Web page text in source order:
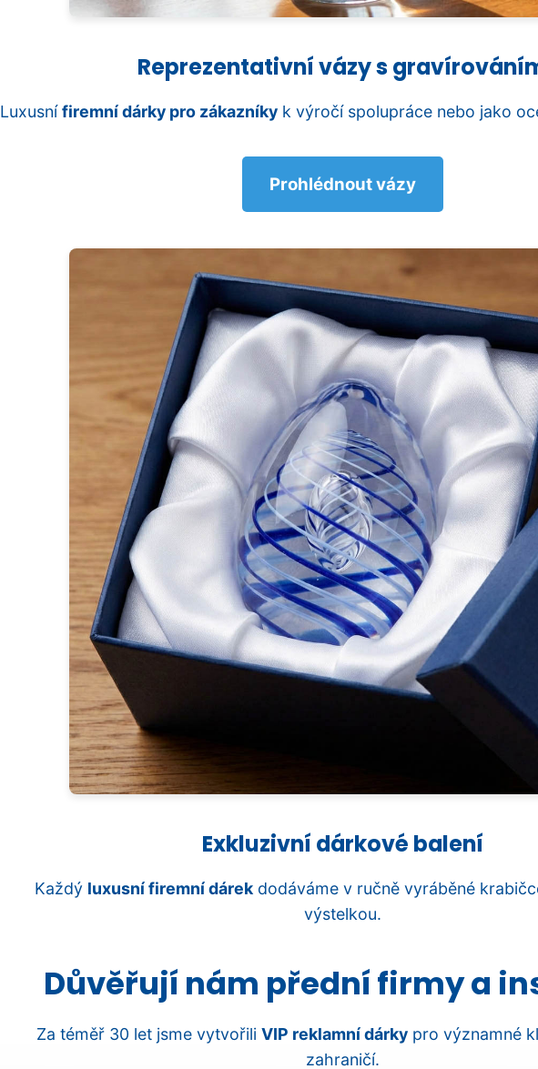
Reprezentativní vázy s
Luxusnífiremní dárky pro zákazníkyk výročí spolupráce nebo jako
Prohlédnout vázy
Exkluzivní dárkové balení
Každý luxusní firemní dárekdodáváme v ručně vyráběné
výstelkou.
Důvěřují nám přední firmy a
Za téměř 30 let jsme vytvořili VIP reklamní dárkypro významné
zahraničí.